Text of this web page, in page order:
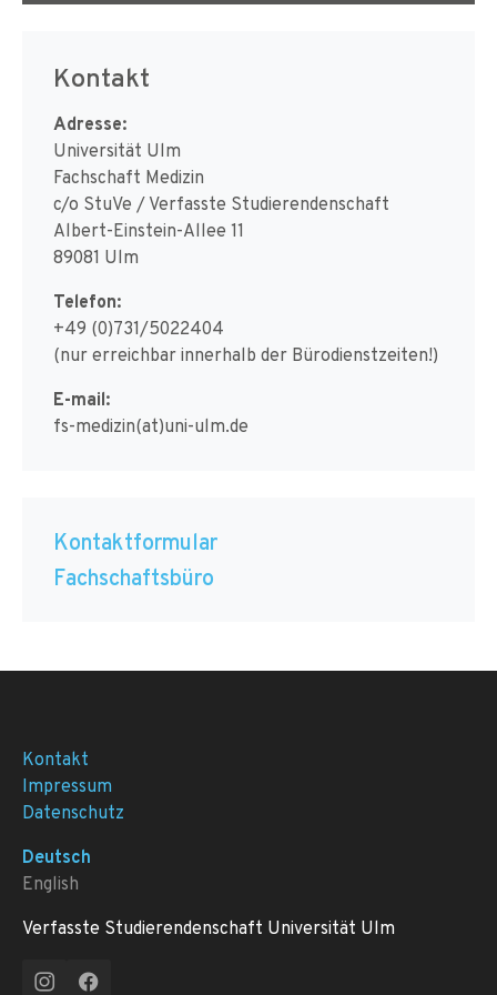
Kontakt
Adresse:
Universität Ulm
Fachschaft Medizin
c/o StuVe / Verfasste Studierendenschaft
Albert-Einstein-Allee 11
89081 Ulm
Telefon:
+49 (0)731/5022404
(nur erreichbar innerhalb der Bürodienstzeiten!)
E-mail:
fs-medizin(at)uni-ulm.de
Kontaktformular
Fachschaftsbüro
Kontakt
Impressum
Datenschutz
Deutsch
English
Verfasste Studierendenschaft Universität Ulm